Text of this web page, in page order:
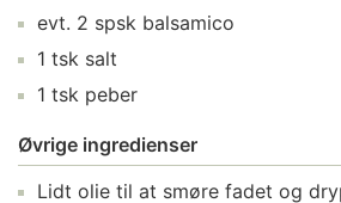
evt. 2 spsk balsamico
1 tsk salt
1 tsk peber
Øvrige ingredienser
Lidt olie til at smøre fadet og